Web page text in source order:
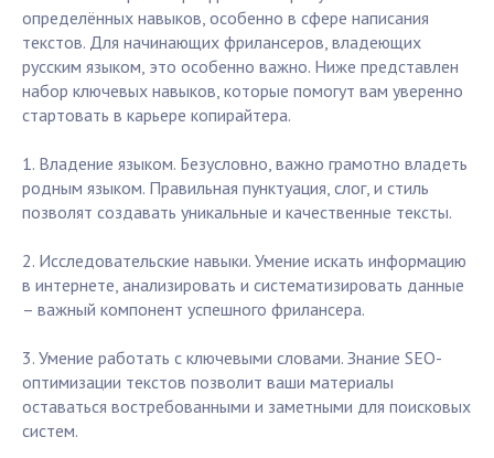
определённых навыков, особенно в сфере написания
текстов. Для начинающих фрилансеров, владеющих
русским языком, это особенно важно. Ниже представлен
набор ключевых навыков, которые помогут вам уверенно
стартовать в карьере копирайтера.
1. Владение языком. Безусловно, важно грамотно владеть
родным языком. Правильная пунктуация, слог, и стиль
позволят создавать уникальные и качественные тексты.
2. Исследовательские навыки. Умение искать информацию
в интернете, анализировать и систематизировать данные
– важный компонент успешного фрилансера.
3. Умение работать с ключевыми словами. Знание SEO-
оптимизации текстов позволит ваши материалы
оставаться востребованными и заметными для поисковых
систем.